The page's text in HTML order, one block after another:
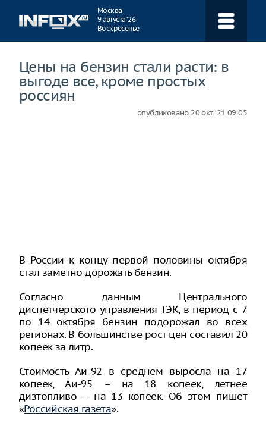
Москва
9 августа ‘26
Воскресенье
Цены на бензин стали расти: в
выгоде все, кроме простых
россиян
опубликовано 20 окт. ‘21 09:05
В России к концу первой половины октября
стал заметно дорожать бензин.
Согласно данным Центрального
диспетчерского управления ТЭК, в период с 7
по 14 октября бензин подорожал во всех
регионах. В большинстве рост цен составил 20
копеек за литр.
Стоимость Аи-92 в среднем выросла на 17
копеек, Аи-95 – на 18 копеек, летнее
дизтопливо – на 13 копеек. Об этом пишет
«Российская газета».